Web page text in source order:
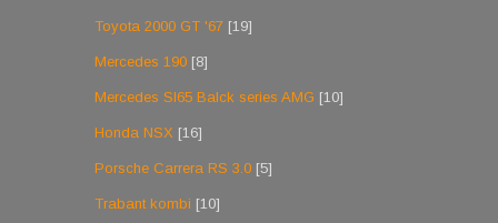
Toyota 2000 GT '67 [19]
Mercedes 190 [8]
Mercedes Sl65 Balck series AMG [10]
Honda NSX [16]
Porsche Carrera RS 3.0 [5]
Trabant kombi [10]